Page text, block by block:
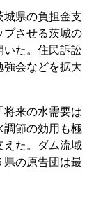
城県の負担金支
プさせる茨城の
いた。住民訴訟
強会などを拡大
来の水需要は
調節の効用も極
えた。ダム流域
県の原告団は最